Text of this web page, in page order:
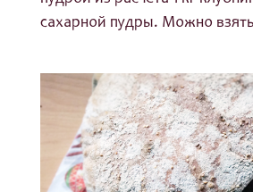
сахарной пудры. Можно